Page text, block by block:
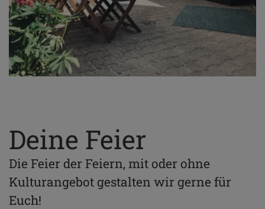
Deine Feier
Die Feier der Feiern, mit oder ohne
Kulturangebot gestalten wir gerne für
Euch!